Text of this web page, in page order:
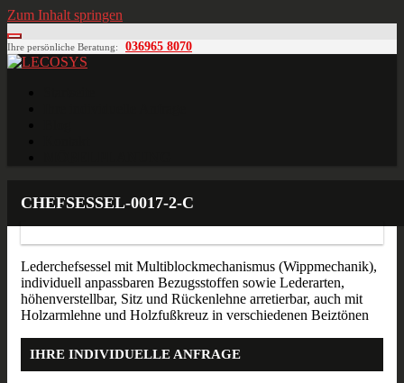
Zum Inhalt springen
Ihre persönliche Beratung: 036965 8070
CHEFSESSEL-0017-2-C
Lederchefsessel mit Multiblockmechanismus (Wippmechanik),
individuell anpassbaren Bezugsstoffen sowie Lederarten,
höhenverstellbar, Sitz und Rückenlehne arretierbar, auch mit
Holzarmlehne und Holzfußkreuz in verschiedenen Beiztönen
IHRE INDIVIDUELLE ANFRAGE